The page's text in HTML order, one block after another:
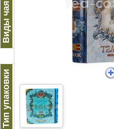
Виды чая
Тип упаковки